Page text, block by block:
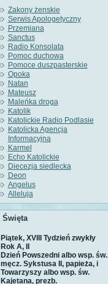
Zakony żenskie
Serwis Apologetyczny
Przemiana
Sanctus
Radio Konsolata
Pomoc duchowa
Pomoce duszpasterskie
Opoka
Natan
Mateusz
Maleńka droga
Katolik
Katolickie Radio Podlasie
Katolicka Agencja
Informacyjna
Karmel
Echo Katolickie
Diecezja siedlecka
Deon
Angelus
Alleluja
Święta
Piątek, XVIII Tydzień zwykły
Rok A, II
Dzień Powszedni albo wsp. św.
męcz. Sykstusa II, papieża, i
Towarzyszy albo wsp. św.
Kajetana, prezb.